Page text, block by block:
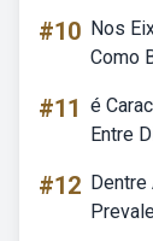
#10 Nos
Como
#11 é
Entre
#12